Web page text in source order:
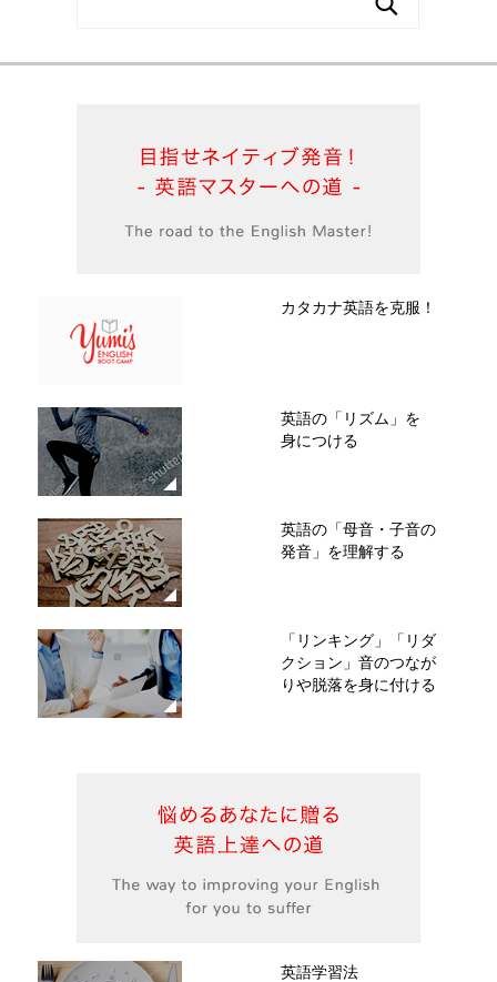
カタカナ英語を克服！
英語の「リズム」を
身につける
英語の「母音・子音の
発音」を理解する
「リンキング」「リダ
クション」音のつなが
りや脱落を身に付ける
英語学習法